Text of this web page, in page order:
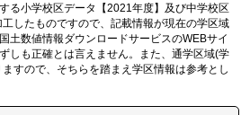
る小学校区データ【2021年度】及び中学校区
したものですので、記載情報が現在の学区域
土数値情報ダウンロードサービスのWEBサイ
しも正確とは言えません。また、通学区域(学
すので、そちらを踏まえ学区情報は参考とし